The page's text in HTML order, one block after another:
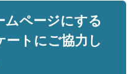
ムページにする
ートにご協力し